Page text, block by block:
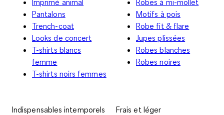
Pantalons
Trench-coat
Looks de concert
T-shirts blancs
femme
T-shirts noirs femmes
Motifs à pois
Robe fit & flare
Jupes plissées
Robes blanches
Robes noires
Indispensables intemporels
Frais et léger